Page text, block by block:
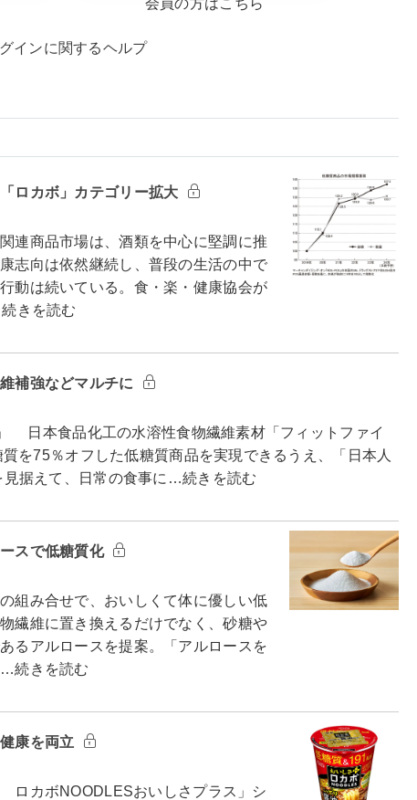
インに関するヘルプ
ロカボ」カテゴリー拡大
連商品市場は、酒類を中心に堅調に推
志向は依然継続し、普段の生活の中で
動は続いている。食・楽・健康協会が
きを読む
補強などマルチに
日本食品化工の水溶性食物繊維素材「フィットファイ
を75％オフした低糖質商品を実現できるうえ、「日本人
据えて、日常の食事に…続きを読む
スで低糖質化
組み合せで、おいしくて体に優しい低
繊維に置き換えるだけでなく、砂糖や
るアルロースを提案。「アルロースを
…続きを読む
康を両立
カボNOODLESおいしさプラス」シ